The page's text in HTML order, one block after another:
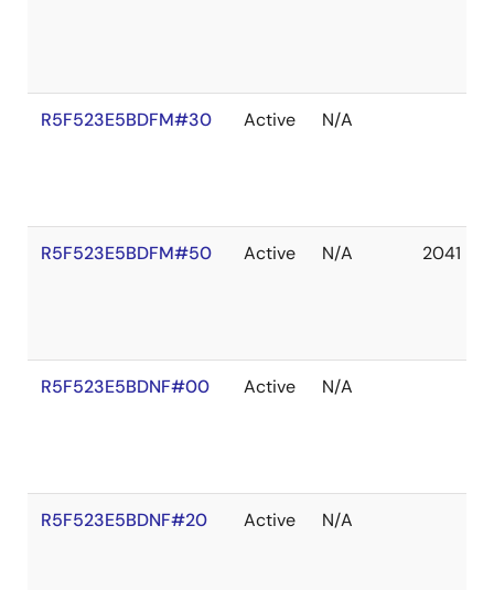
R5F523E5BDFM#30 Active N/A
R5F523E5BDFM#50 Active N/A 2041
R5F523E5BDNF#00 Active N/A
R5F523E5BDNF#20 Active N/A